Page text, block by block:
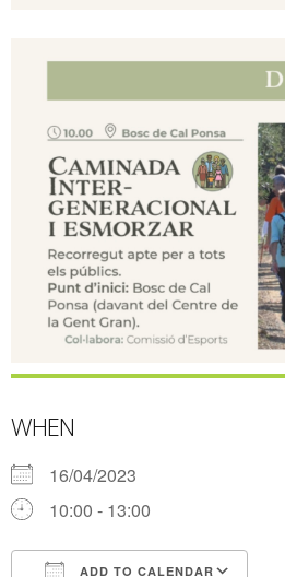
WHEN
16/04/2023
10:00 - 13:00
ADD TO CALENDAR